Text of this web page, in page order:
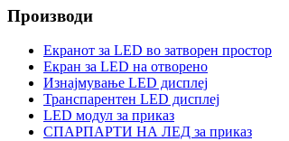
Производи
Екранот за LED во затворен простор
Екран за LED на отворено
Изнајмување LED дисплеј
Транспарентен LED дисплеј
LED модул за приказ
СПАРПАРТИ НА ЛЕД за приказ